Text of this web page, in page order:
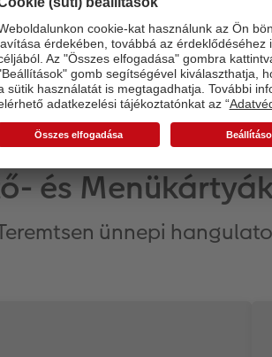
és
ünnepi